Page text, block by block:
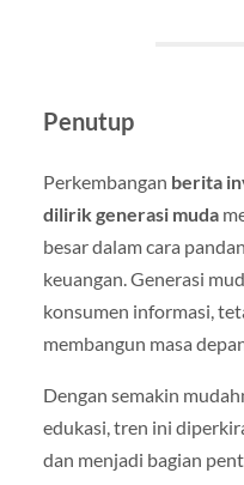
Penutup
Perkembangan berita
dilirik generasi muda
besar dalam cara
keuangan. Generasi
konsumen informasi,
membangun masa
Dengan semakin
edukasi, tren ini
dan menjadi bagian